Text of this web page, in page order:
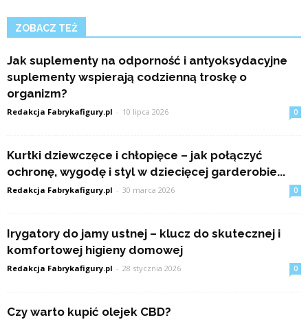
ZOBACZ TEŻ
Jak suplementy na odporność i antyoksydacyjne
suplementy wspierają codzienną troskę o
organizm?
Redakcja Fabrykafigury.pl - 10 lipca 2026 0
Kurtki dziewczęce i chłopięce – jak połączyć
ochronę, wygodę i styl w dziecięcej garderobie...
Redakcja Fabrykafigury.pl - 30 marca 2026 0
Irygatory do jamy ustnej – klucz do skutecznej i
komfortowej higieny domowej
Redakcja Fabrykafigury.pl - 28 stycznia 2026 0
Czy warto kupić olejek CBD?